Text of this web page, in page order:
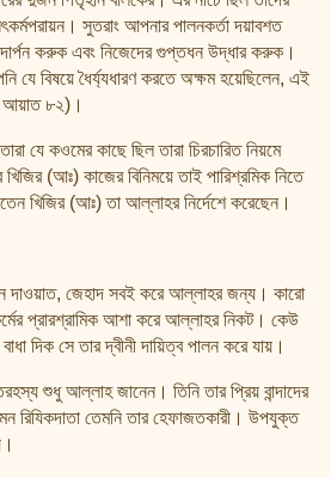
সুতরাং আপনার পালনকর্তা দয়াবশত
করুক এবং নিজেদের গুপ্তধন উদ্ধার করুক।
যে বিষয়ে ধৈর্য্যধারণ করতে অক্ষম হয়েছিলেন, এই
আয়াত ৮২)।
যে কওমের কাছে ছিল তারা চিরচারিত নিয়মে
(আঃ) কাজের বিনিময়ে তাই পারিশ্রমিক নিতে
খিজির (আঃ) তা আল্লাহর নির্দেশে করেছেন।
দাওয়াত, জেহাদ সবই করে আল্লাহর জন্য। কারো
প্রারশ্রামিক আশা করে আল্লাহর নিকট। কেউ
দিক সে তার দ্বীনী দায়িত্ব পালন করে যায়।
শুধু আল্লাহ জানেন। তিনি তার প্রিয় বান্দাদের
রিযিকদাতা তেমনি তার হেফাজতকারী। উপযুক্ত